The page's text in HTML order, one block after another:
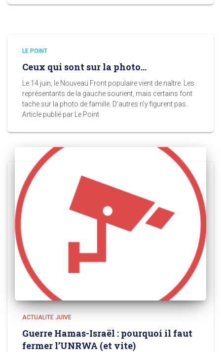
LE POINT
Ceux qui sont sur la photo…
Le 14 juin, le Nouveau Front populaire vient de naître. Les
représentants de la gauche sourient, mais certains font
tache sur la photo de famille. D’autres n’y figurent pas.
Article publié par Le Point
ACTUALITE JUIVE
Guerre Hamas-Israël : pourquoi il faut
fermer l’UNRWA (et vite)